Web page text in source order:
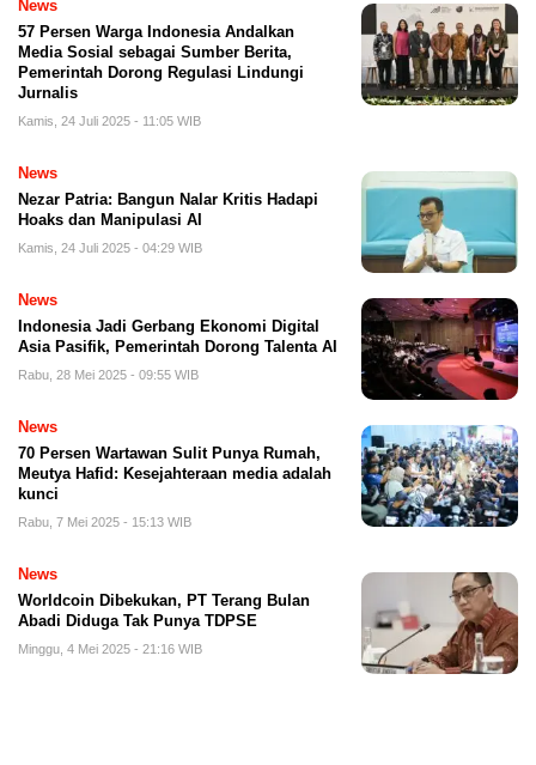
News
57 Persen Warga Indonesia Andalkan
Media Sosial sebagai Sumber Berita,
Pemerintah Dorong Regulasi Lindungi
Jurnalis
Kamis, 24 Juli 2025 - 11:05 WIB
News
Nezar Patria: Bangun Nalar Kritis Hadapi
Hoaks dan Manipulasi AI
Kamis, 24 Juli 2025 - 04:29 WIB
News
Indonesia Jadi Gerbang Ekonomi Digital
Asia Pasifik, Pemerintah Dorong Talenta AI
Rabu, 28 Mei 2025 - 09:55 WIB
News
70 Persen Wartawan Sulit Punya Rumah,
Meutya Hafid: Kesejahteraan media adalah
kunci
Rabu, 7 Mei 2025 - 15:13 WIB
News
Worldcoin Dibekukan, PT Terang Bulan
Abadi Diduga Tak Punya TDPSE
Minggu, 4 Mei 2025 - 21:16 WIB